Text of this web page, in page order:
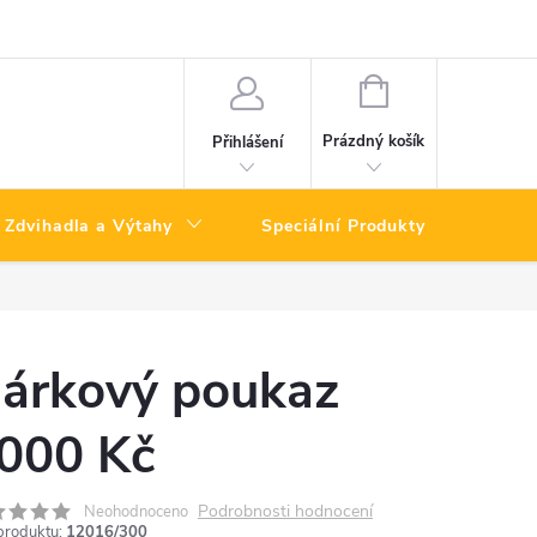
Přihlášení
NÁKUPNÍ
Prázdný košík
Zdvihadla a Výtahy Speciální Produkty
poukaz
Kč
Neohodnoceno Podrobnosti hodnocení
12016/300